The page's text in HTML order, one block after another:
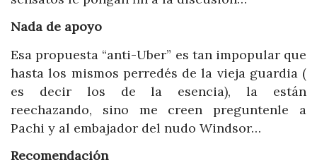
Nada de apoyo
Esa propuesta “anti-Uber” es tan impopular que
hasta los mismos perredés de la vieja guardia (
es decir los de la esencia), la están
reechazando, sino me creen preguntenle a
Pachi y al embajador del nudo Windsor…
Recomendación